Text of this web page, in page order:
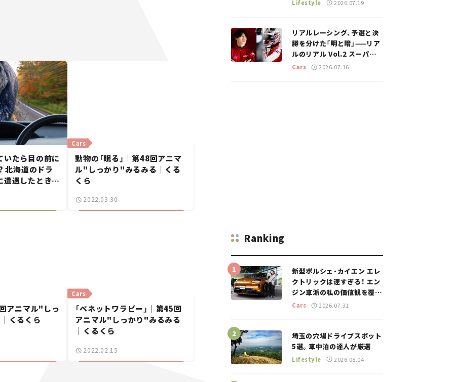
いたら目の前に
海道のドラ
遭遇したときの
Cars
動物の「眠る」｜第48回アニマ
ル"しっかり"みるみる｜くる
くら
2022.03.30
アニマル"しっ
くるくら
Cars
「ベネットワラビー」｜第45回
アニマル"しっかり"みるみる
｜くるくら
2022.02.15
Lifestyle 2026.07.19
リアルレーシング、予選と決
勝を分けた「明と暗」——リア
ルのリアル Vol.2 スーパー
GT 2026開幕戦 岡山国際サ
Cars 2026.07.16
Ranking
新型ポルシェ・カイエン エレ
クトリックは速すぎる！ エン
ジン車派の私の価値観を覆し
た、新しいポルシェの走り。
Cars 2026.07.31
埼玉の穴場ドライブスポット
5選。車中泊の達人が厳選
Lifestyle 2026.08.04